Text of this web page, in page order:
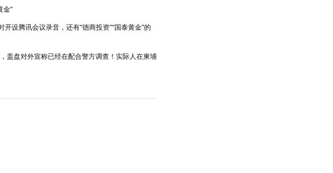
金”
设腾讯会议录音，还有“德商投资”“国泰黄金”的
盖盘对外宣称已经在配合警方调查！实际人在柬埔